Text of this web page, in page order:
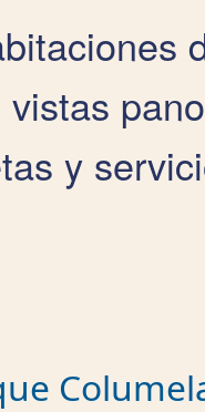
y